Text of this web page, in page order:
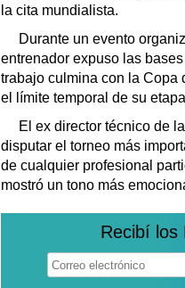
la cita mundialista.
Durante un evento
entrenador expuso las
trabajo culmina con la Copa
el límite temporal de su
El ex director técnico de
disputar el torneo más
de cualquier profesional
mostró un tono más
Recibí los